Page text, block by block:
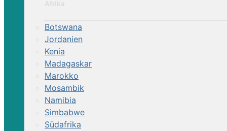
Botswana
Jordanien
Kenia
Madagaskar
Marokko
Mosambik
Namibia
Simbabwe
Südafrika
Reittour | Ostsee-Trail